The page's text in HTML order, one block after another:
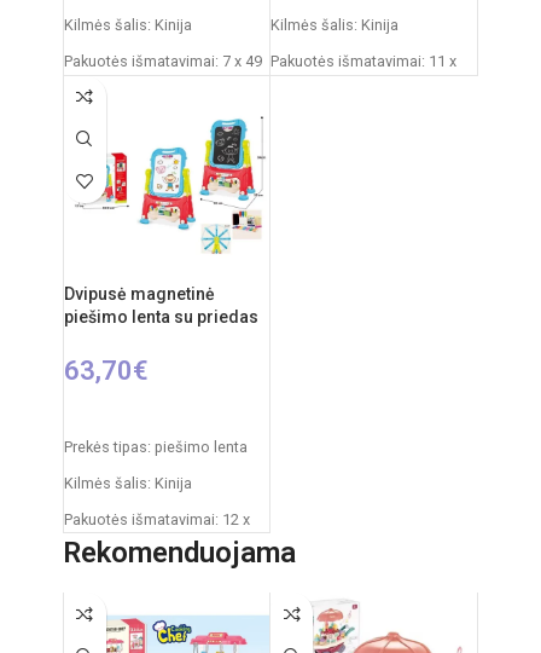
Kilmės šalis: Kinija
Pakuotės išmatavimai: 7 x 49
x 35 cm
Produkto išmatavimai: 33,5 x
32 x 54,5 cm
Rekomenduojamas amžius:
nuo 3 metų
Kilmės šalis: Kinija
Pakuotės išmatavimai: 11 x
Dvipusė magnetinė
piešimo lenta su priedas
63,70€
Prekės tipas: piešimo lenta
Kilmės šalis: Kinija
Pakuotės išmatavimai: 12 x
53,5 x 61,5 cm
58 x 84 cm
Rekomenduojamas amžius:
Rekomenduojama